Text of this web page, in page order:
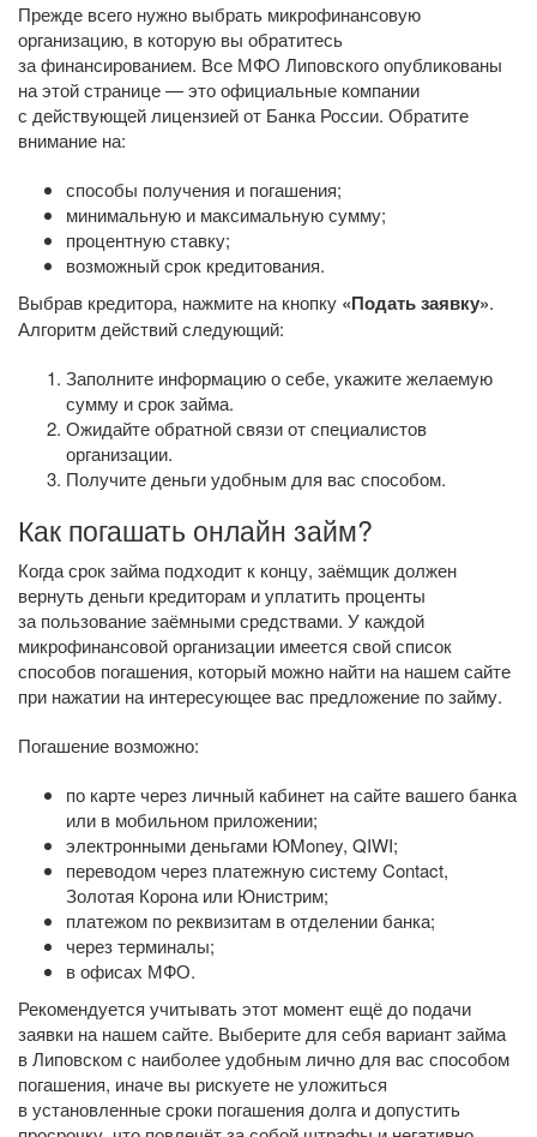
Прежде всего нужно выбрать микрофинансовую
организацию, в которую вы обратитесь
за финансированием. Все МФО Липовского опубликованы
на этой странице — это официальные компании
с действующей лицензией от Банка России. Обратите
внимание на:
способы получения и погашения;
минимальную и максимальную сумму;
процентную ставку;
возможный срок кредитования.
Выбрав кредитора, нажмите на кнопку «Подать заявку».
Алгоритм действий следующий:
Заполните информацию о себе, укажите желаемую
сумму и срок займа.
Ожидайте обратной связи от специалистов
организации.
Получите деньги удобным для вас способом.
Как погашать онлайн займ?
Когда срок займа подходит к концу, заёмщик должен
вернуть деньги кредиторам и уплатить проценты
за пользование заёмными средствами. У каждой
микрофинансовой организации имеется свой список
способов погашения, который можно найти на нашем сайте
при нажатии на интересующее вас предложение по займу.
Погашение возможно:
по карте через личный кабинет на сайте вашего банка
или в мобильном приложении;
электронными деньгами ЮMoney, QIWI;
переводом через платежную систему Contact,
Золотая Корона или Юнистрим;
платежом по реквизитам в отделении банка;
через терминалы;
в офисах МФО.
Рекомендуется учитывать этот момент ещё до подачи
заявки на нашем сайте. Выберите для себя вариант займа
в Липовском с наиболее удобным лично для вас способом
погашения, иначе вы рискуете не уложиться
в установленные сроки погашения долга и допустить